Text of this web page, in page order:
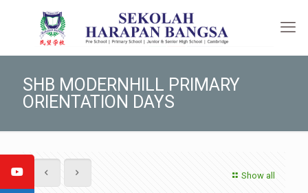
SHB MODERNHILL PRIMARY
ORIENTATION DAYS
Show all